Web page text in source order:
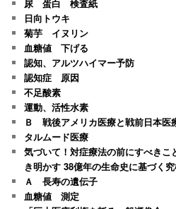
尿 蛋白 検査紙
日向トウキ
菊芋 イヌリン
血糖値 下げる
認知、アルツハイマー予防
認知症 原因
不足酸素
運動、活性水素
Ｂ 戦後アメリカ医療と戦前日本医
タルムード医療
気づいて！対症療法の前にすべき
き明かす 38億年の生命史に基づく
Ａ 長寿の遺伝子
血糖値 測定